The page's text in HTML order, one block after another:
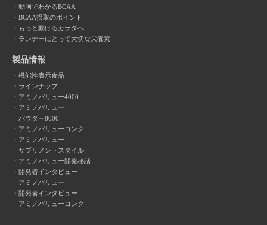
動画でわかるBCAA
BCAA摂取のポイント
もっと動けるカラダへ
ランナーにとって大切な栄養素
製品情報
機能性表示食品
ラインナップ
アミノバリュー4000
アミノバリュー
パウダー8000
アミノバリューコンク
アミノバリュー
サプリメントスタイル
アミノバリュー開発秘話
開発者インタビュー
アミノバリュー
開発者インタビュー
アミノバリューコンク